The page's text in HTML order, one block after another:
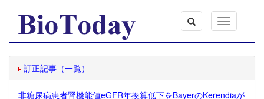
Toggle
navigation
訂正記事（一覧）
非糖尿病患者腎機能値eGFR年換算低下をBayerのKerendiaが